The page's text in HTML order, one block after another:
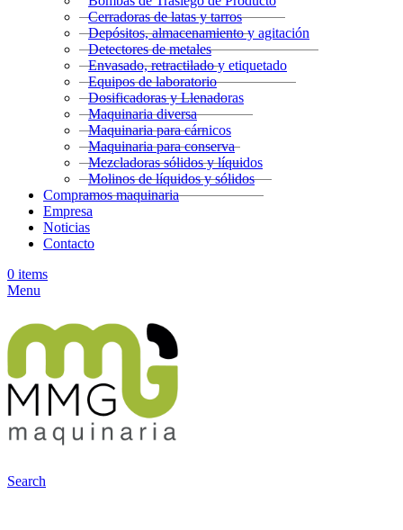
Cerradoras de latas y tarros
Depósitos, almacenamiento y agitación
Detectores de metales
Envasado, retractilado y etiquetado
Equipos de laboratorio
Dosificadoras y Llenadoras
Maquinaria diversa
Maquinaria para cárnicos
Maquinaria para conserva
Mezcladoras sólidos y líquidos
Molinos de líquidos y sólidos
Compramos maquinaria
Empresa
Noticias
Contacto
0 items
Menu
Search